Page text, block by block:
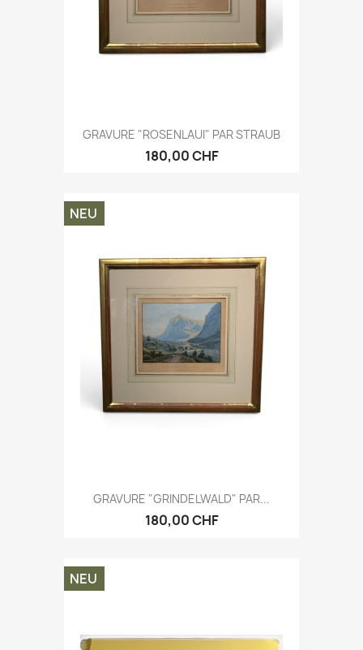
GRAVURE "ROSENLAUI" PAR STRAUB
180,00 CHF
GRAVURE "GRINDELWALD" PAR...
180,00 CHF
NEU
NEU